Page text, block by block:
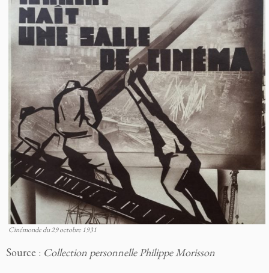
Cinémonde du 29 octobre 1931
Source : Collection personnelle Philippe Morisson